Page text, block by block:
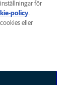
för
policy(opens in a
new tab)
.
eller